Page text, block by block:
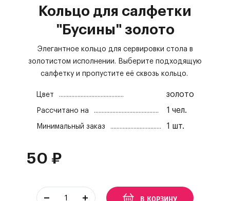
Кольцо для салфетки
"Бусины" золото
Элегантное кольцо для сервировки стола в
золотистом исполнении. Выберите подходящую
салфетку и пропустите её сквозь кольцо.
Цвет золото
Рассчитано на 1 чел.
Минимальный заказ 1 шт.
50 ₽
В КОРЗИНУ